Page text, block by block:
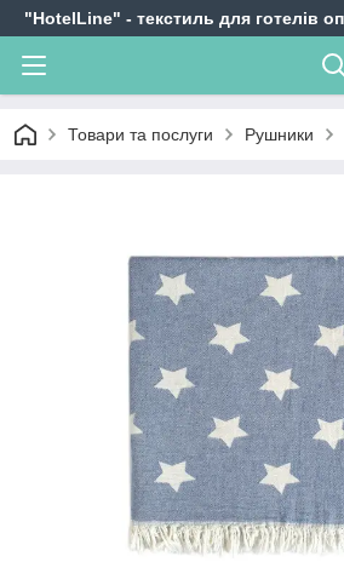
"HotelLine" - текстиль для готелів
Товари та послуги Рушники